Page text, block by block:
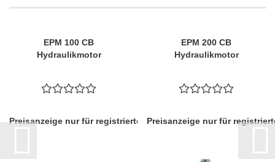
EPM 100 CB
Hydraulikmotor
Preisanzeige nur für registrierte Kunden
EPM 200 CB
Hydraulikmotor
Preisanzeige nur für